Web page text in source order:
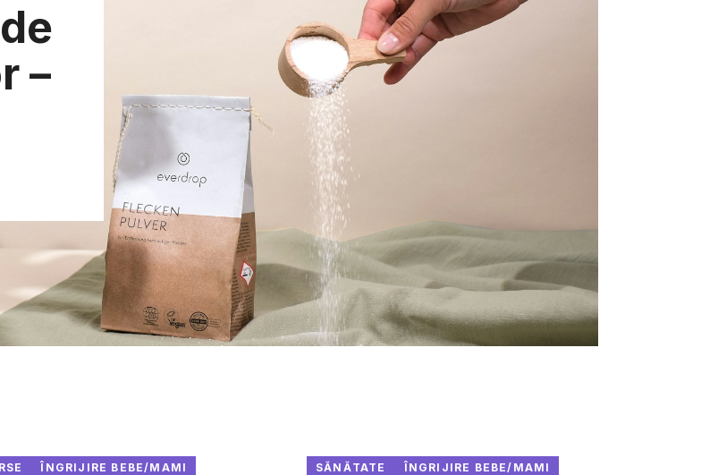
–
ÎNGRIJIRE BEBE/MAMI SĂNĂTATE ÎNGRIJIRE BEBE/MAMI